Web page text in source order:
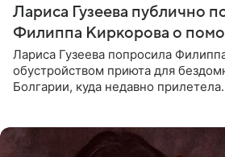
Лариса Гузеева публично
Филиппа Киркорова о
Лариса Гузеева попросила
обустройством приюта для
Болгарии, куда недавно прилетела.